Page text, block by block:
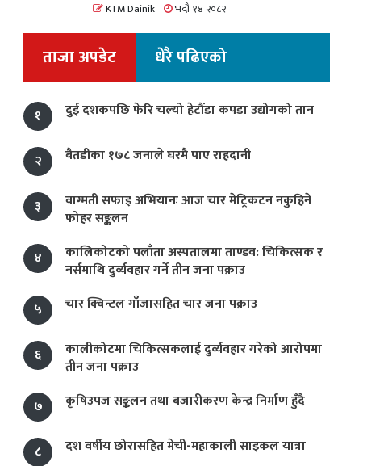
KTM Dainik भदौ १४ २०८२
ताजा अपडेट धेरै पढिएको
१ दुई दशकपछि फेरि चल्यो हेटौंडा कपडा उद्योगको तान
२ बैतडीका १७८ जनाले घरमै पाए राहदानी
३
वाग्मती सफाइ अभियानः आज चार मेट्रिकटन नकुहिने
फोहर सङ्कलन
४
कालिकोटको पलाँता अस्पतालमा ताण्डव: चिकित्सक र
नर्समाथि दुर्व्यवहार गर्ने तीन जना पक्राउ
५
चार क्विन्टल गाँजासहित चार जना पक्राउ
६
कालीकोटमा चिकित्सकलाई दुर्व्यवहार गरेको आरोपमा
तीन जना पक्राउ
७
कृषिउपज सङ्कलन तथा बजारीकरण केन्द्र निर्माण हुँदै
८ दश वर्षीय छोरासहित मेची-महाकाली साइकल यात्रा